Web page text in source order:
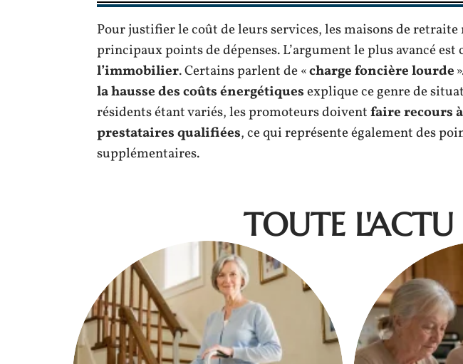
Pour justifier le coût de leurs services, les maisons de
principaux points de dépenses. L’argument le plus avancé est
l’immobilier. Certains parlent de «charge foncière lourde
la hausse des coûts énergétiquesexplique ce genre de
résidents étant variés, les promoteurs doiventfaire recours
prestataires qualifiées, ce qui représente également des
supplémentaires.
TOUTE L'ACTU